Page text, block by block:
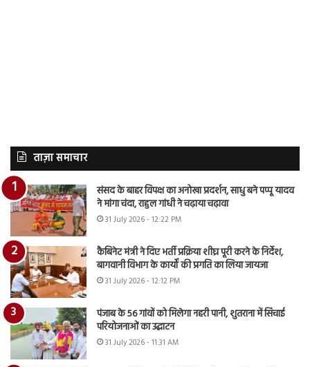
ताज़ा समाचार
संसद के बाहर विपक्ष का अनोखा प्रदर्शन, साधु बने पप्पू यादव
ने मांगा चंदा, राहुल गांधी ने चढ़ाया चढ़ावा
31 July 2026 - 12:22 PM
कैबिनेट मंत्री ने दिए भर्ती प्रक्रिया शीघ्र पूरी करने के निर्देश,
बागवानी विभाग के कार्यों की प्रगति का लिया जायजा
31 July 2026 - 12:12 PM
पंजाब के 56 गांवों को मिलेगा नहरी पानी, शुतराना में सिंचाई
परियोजनाओं का उद्घाटन
31 July 2026 - 11:31 AM